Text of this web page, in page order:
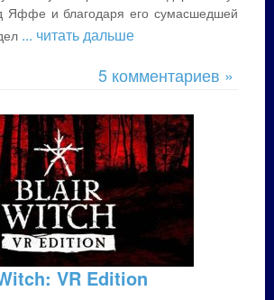
Яффе и благодаря его сумасшедшей
... читать дальше
5 комментариев »
VR Edition